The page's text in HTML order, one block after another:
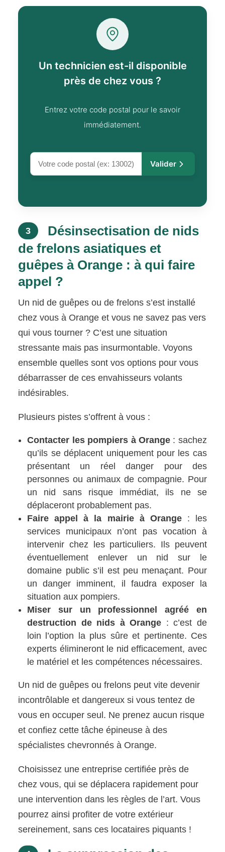
Un technicien est-il disponible
près de chez vous ?
Entrez votre code postal pour le savoir
immédiatement.
Valider
3
Désinsectisation de nids
de frelons asiatiques et
guêpes à Orange : à qui faire
appel ?
Un nid de guêpes ou de frelons s’est installé
chez vous à Orange et vous ne savez pas vers
qui vous tourner ? C’est une situation
stressante mais pas insurmontable. Voyons
ensemble quelles sont vos options pour vous
débarrasser de ces envahisseurs volants
indésirables.
Plusieurs pistes s’offrent à vous :
Contacter les pompiers à Orange: sachez
qu’ils se déplacent uniquement pour les cas
présentant un réel danger pour des
personnes ou animaux de compagnie. Pour
un nid sans risque immédiat, ils ne se
déplaceront probablement pas.
Faire appel à la mairie à Orange: les
services municipaux n’ont pas vocation à
intervenir chez les particuliers. Ils peuvent
éventuellement enlever un nid sur le
domaine public s’il est peu menaçant. Pour
un danger imminent, il faudra exposer la
situation aux pompiers.
Miser sur un professionnel agréé en
destruction de nids à Orange : c’est de
loin l’option la plus sûre et pertinente. Ces
experts élimineront le nid efficacement, avec
le matériel et les compétences nécessaires.
Un nid de guêpes ou frelons peut vite devenir
incontrôlable et dangereux si vous tentez de
vous en occuper seul. Ne prenez aucun risque
et confiez cette tâche épineuse à des
spécialistes chevronnés à Orange.
Choisissez une entreprise certifiée près de
chez vous, qui se déplacera rapidement pour
une intervention dans les règles de l’art. Vous
pourrez ainsi profiter de votre extérieur
sereinement, sans ces locataires piquants !